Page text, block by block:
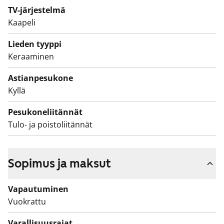
Talossa alkaa parvekeremontti huhti-toukokuussa
2026. Remontti kestää noin neljä kuukautta. Parvekkeet
ja asuntopihat ovat pois käytöstä remontin aikana.
Remontin yhteydessä parvekkeille asennetaan
parvekelasit.
TV-järjestelmä
Kaapeli
Lieden tyyppi
Keraaminen
Astianpesukone
Kyllä
Pesukoneliitännät
Tulo- ja poistoliitännät
Sopimus ja maksut
Vapautuminen
Vuokrattu